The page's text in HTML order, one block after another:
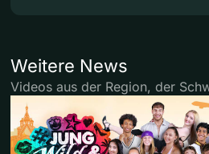
Weitere News
Videos aus der Region, der